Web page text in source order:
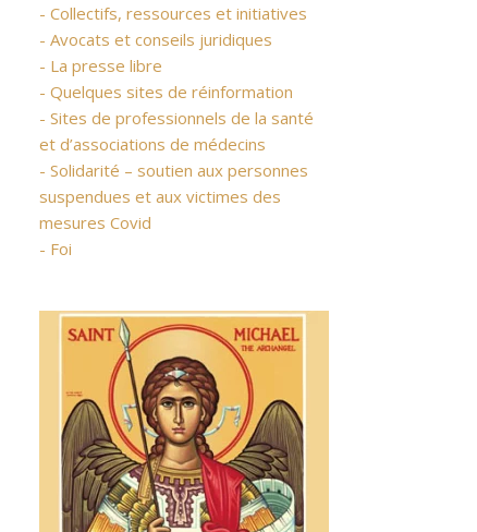
- Collectifs, ressources et initiatives
- Avocats et conseils juridiques
- La presse libre
- Quelques sites de réinformation
- Sites de professionnels de la santé
et d’associations de médecins
- Solidarité – soutien aux personnes
suspendues et aux victimes des
mesures Covid
- Foi